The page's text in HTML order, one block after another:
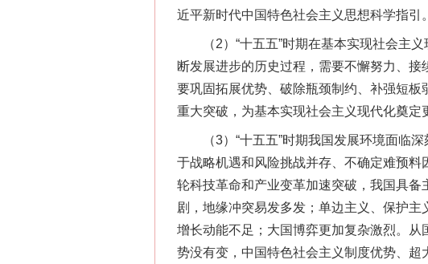
近平新时代中国特色社会主义思想科学指引。
（2）“十五五”时期在基本实现社会主义
断发展进步的历史过程，需要不懈努力、接
要巩固拓展优势、破除瓶颈制约、补强短
重大突破，为基本实现社会主义现代化奠定
（3）“十五五”时期我国发展环境面临深
于战略机遇和风险挑战并存、不确定难预
轮科技革命和产业变革加速突破，我国具
剧，地缘冲突易发多发；单边主义、保护
增长动能不足；大国博弈更加复杂激烈。
势没有变，中国特色社会主义制度优势、